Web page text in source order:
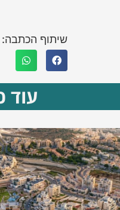
שיתוף הכתבה:
עוד